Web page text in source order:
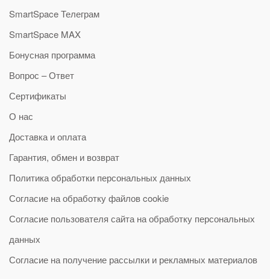
SmartSpace Телеграм
SmartSpace MAX
Бонусная программа
Вопрос – Ответ
Сертификаты
О нас
Доставка и оплата
Гарантия, обмен и возврат
Политика обработки персональных данных
Согласие на обработку файлов cookie
Согласие пользователя сайта на обработку персональных
данных
Согласие на получение рассылки и рекламных материалов